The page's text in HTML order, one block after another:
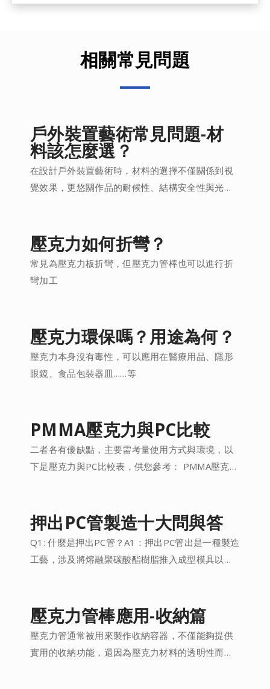
相關常見問題
戶外裝置藝術常見問題-材
料該怎麼選？
在設計戶外裝置藝術時，材料的選擇不僅關係到視
覺效果，更悠關作品的耐候性、結構安全性與光影
壓克力如何折彎？
常見為壓克力板折彎，但壓克力管棒也可以進行折
彎加工
壓克力環保嗎？用途為何？
壓克力本身沒有毒性，可以應用在醫療用品、隱形
眼鏡、食品包裝器皿……等
PMMA壓克力與PC比較
二者各有優缺點，主要需考量使用方式與環境，以
下是壓克力與PC比較表，供您參考： PMMA壓克
30倍、透光88%、耐加工溫度120度、易黃化、售
價較高
押出PC管製造十大問與答
Q1: 什麼是押出PC管？A1：押出PC管出是一種製造
工藝，涉及將熔融聚碳酸酯樹脂推入成型模具以形
壓克力管棒應用-收納篇
壓克力管通常被用來製作收納容器，不僅能夠提供
實用的收納功能，還因為壓克力材料的透明性而使